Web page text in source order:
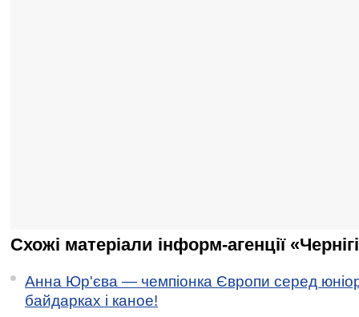
Схожі матеріали інформ-агенції
Анна Юр'єва — чемпіонка Європи серед
байдарках і каное!